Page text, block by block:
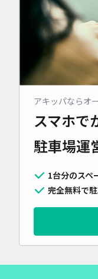
アキッパならオ
スマホで
駐車場運
1台分のスペ
完全無料で